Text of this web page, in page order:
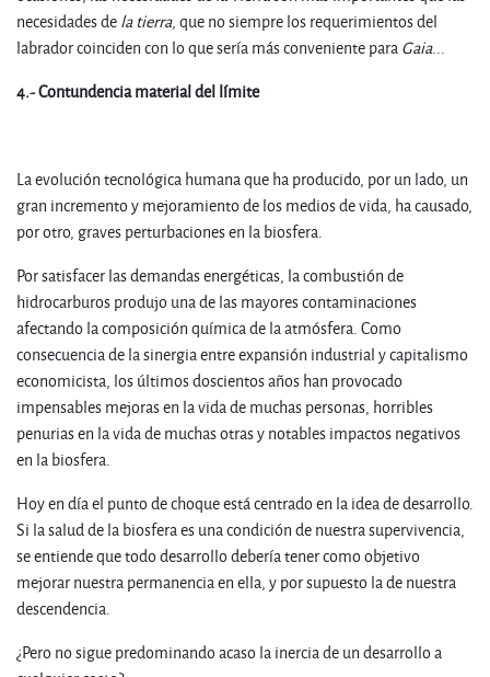
necesidades dela tierra, que no siempre los requerimientos del
labrador coinciden con lo que sería más conveniente paraGaia...
4.- Contundencia material del límite
La evolución tecnológica humana que ha producido, por un lado, un
gran incremento y mejoramiento de los medios de vida, ha causado,
por otro, graves perturbaciones en la biosfera.
Por satisfacer las demandas energéticas, la combustión de
hidrocarburos produjo una de las mayores contaminaciones
afectando la composición química de la atmósfera. Como
consecuencia de la sinergia entre expansión industrial y capitalismo
economicista, los últimos doscientos años han provocado
impensables mejoras en la vida de muchas personas, horribles
penurias en la vida de muchas otras y notables impactos negativos
en la biosfera.
Hoy en día el punto de choque está centrado en la idea de desarrollo.
Si la salud de la biosfera es una condición de nuestra supervivencia,
se entiende que todo desarrollo debería tener como objetivo
mejorar nuestra permanencia en ella, y por supuesto la de nuestra
descendencia.
¿Pero no sigue predominando acaso la inercia de un desarrollo a